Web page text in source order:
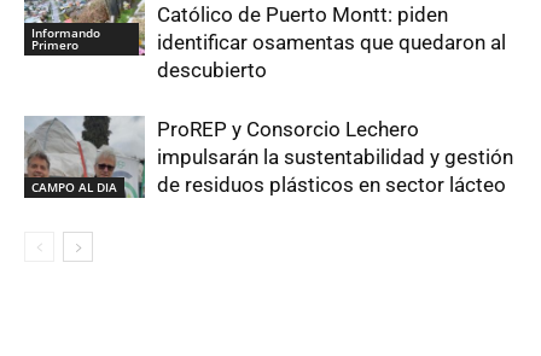
Informando
Primero
Católico de Puerto Montt: piden
identificar osamentas que quedaron al
descubierto
CAMPO AL DIA
ProREP y Consorcio Lechero
impulsarán la sustentabilidad y gestión
de residuos plásticos en sector lácteo